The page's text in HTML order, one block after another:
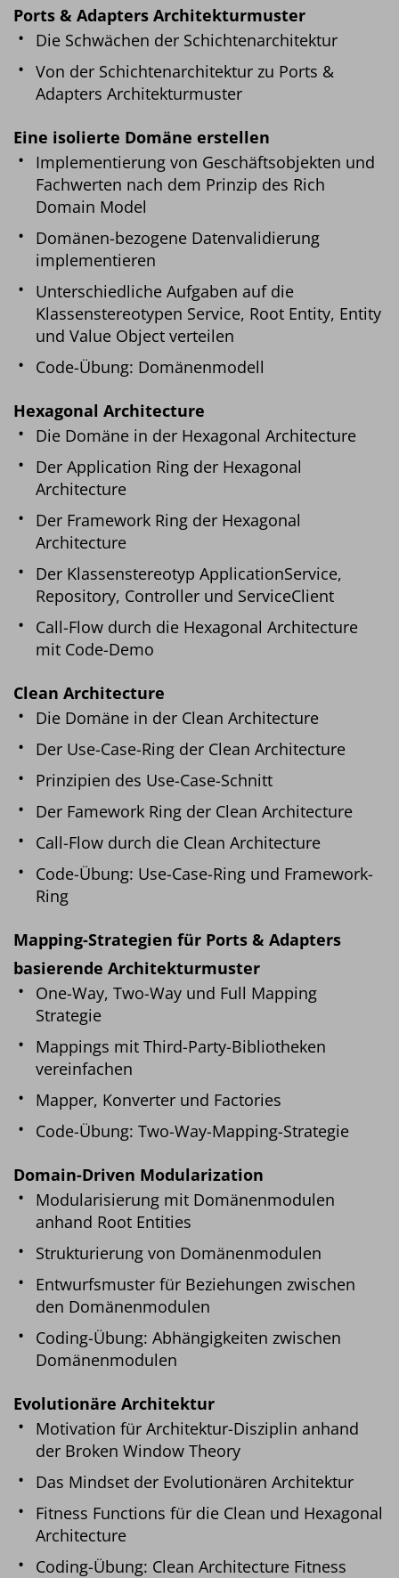
Ports & Adapters Architekturmuster
Die Schwächen der Schichtenarchitektur
Von der Schichtenarchitektur zu Ports &
Adapters Architekturmuster
Eine isolierte Domäne erstellen
Implementierung von Geschäftsobjekten und
Fachwerten nach dem Prinzip des Rich
Domain Model
Domänen-bezogene Datenvalidierung
implementieren
Unterschiedliche Aufgaben auf die
Klassenstereotypen Service, Root Entity, Entity
und Value Object verteilen
Code-Übung: Domänenmodell
Hexagonal Architecture
Die Domäne in der Hexagonal Architecture
Der Application Ring der Hexagonal
Architecture
Der Framework Ring der Hexagonal
Architecture
Der Klassenstereotyp ApplicationService,
Repository, Controller und ServiceClient
Call-Flow durch die Hexagonal Architecture
mit Code-Demo
Clean Architecture
Die Domäne in der Clean Architecture
Der Use-Case-Ring der Clean Architecture
Prinzipien des Use-Case-Schnitt
Der Famework Ring der Clean Architecture
Call-Flow durch die Clean Architecture
Code-Übung: Use-Case-Ring und Framework-
Ring
Mapping-Strategien für Ports & Adapters
basierende Architekturmuster
One-Way, Two-Way und Full Mapping
Strategie
Mappings mit Third-Party-Bibliotheken
vereinfachen
Mapper, Konverter und Factories
Code-Übung: Two-Way-Mapping-Strategie
Domain-Driven Modularization
Modularisierung mit Domänenmodulen
anhand Root Entities
Strukturierung von Domänenmodulen
Entwurfsmuster für Beziehungen zwischen
den Domänenmodulen
Coding-Übung: Abhängigkeiten zwischen
Domänenmodulen
Evolutionäre Architektur
Motivation für Architektur-Disziplin anhand
der Broken Window Theory
Das Mindset der Evolutionären Architektur
Fitness Functions für die Clean und Hexagonal
Architecture
Coding-Übung: Clean Architecture Fitness